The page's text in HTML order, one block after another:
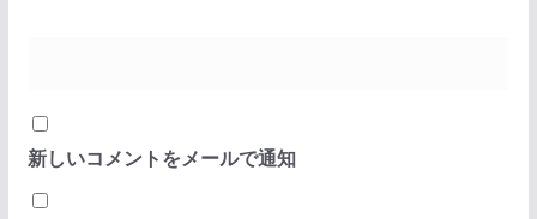
新しいコメントをメールで通知